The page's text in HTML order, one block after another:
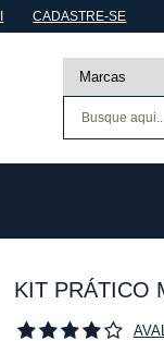
CADASTRE-SE
KIT PRÁTICO